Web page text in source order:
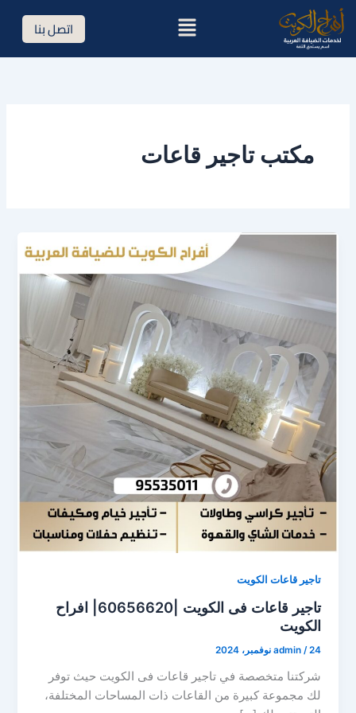
تخطي
إلى
المحتوى
القائمة اتصل بنا
مكتب تاجير قاعات
تاجير قاعات الكويت
تاجير قاعات فى الكويت |60656620| افراح
الكويت
admin /24 نوفمبر، 2024
شركتنا متخصصة في تاجير قاعات فى الكويت حيث توفر
لك مجموعة كبيرة من القاعات ذات المساحات المختلفة،